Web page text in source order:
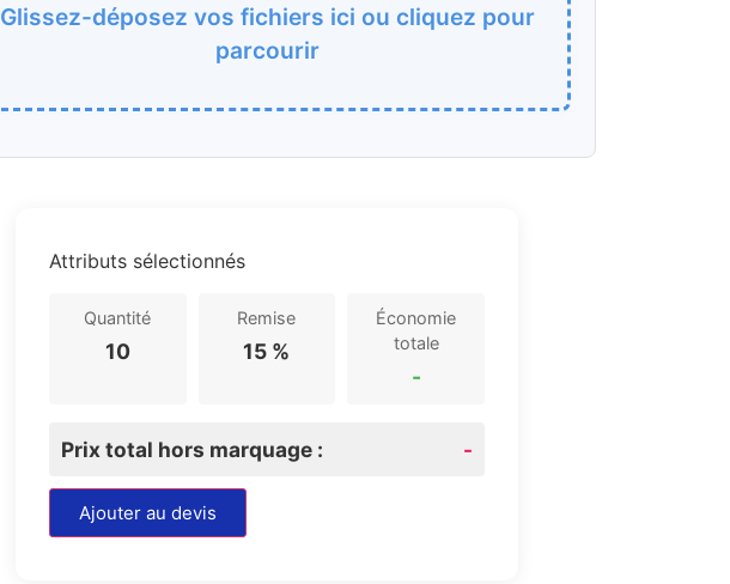
Glissez-déposez vos fichiers ici ou cliquez pour
parcourir
Attributs sélectionnés
Quantité
10
Remise
15 %
Économie
totale
-
Prix total hors marquage : -
Ajouter au devis